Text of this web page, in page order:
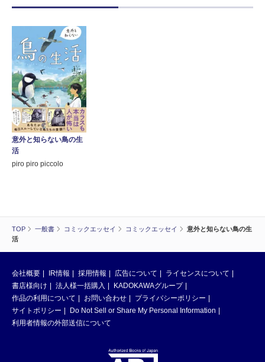
TOP 一般書 コミックエッセイ コミックエッセイ
意外と知らない鳥の生
活
意外と知らない鳥の生
活
piro piro piccolo
会社概要 IR情報 採用情報 広告について
ライセンスについて
書店様向け
法人様一括購入
KADOKAWAグループ
作品の利用について
お問い合わせ
プライバシーポリシー
サイトポリシー
Do Not Sell or Share My Personal Information
利用者情報の外部送信について